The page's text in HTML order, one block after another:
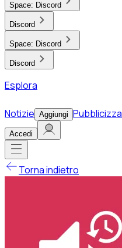
Space: Discord
Discord
Space: Discord
Discord
Esplora
Notizie Aggiungi Pubblicizza
Accedi
Torna indietro